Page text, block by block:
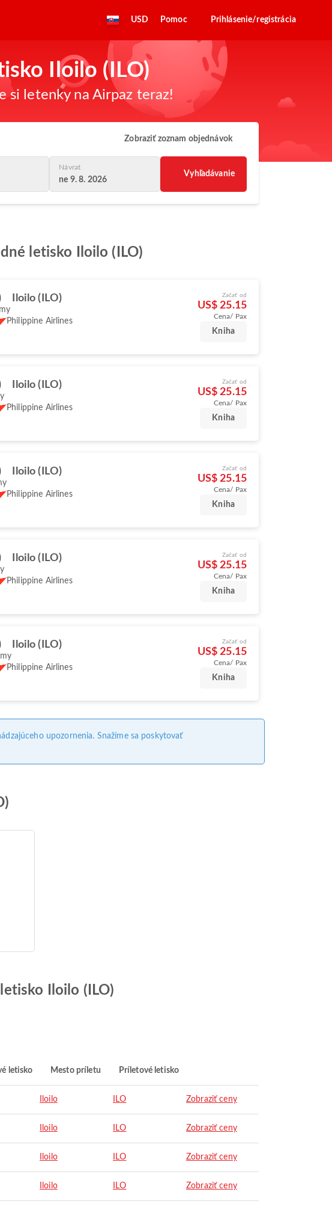
USD Pomoc Prihlásenie/registrácia
Iloilo (ILO)
si letenky na Airpaz teraz!
Zobraziť zoznam objednávok
Návrat
ne 9. 8. 2026
Vyhľadávanie
letisko Iloilo (ILO)
Iloilo (ILO)
Philippine Airlines
Začať od
US$ 25.15
Cena/ Pax
Kniha
Iloilo (ILO)
Philippine Airlines
Začať od
US$ 25.15
Cena/ Pax
Kniha
Iloilo (ILO)
Philippine Airlines
Začať od
US$ 25.15
Cena/ Pax
Kniha
Iloilo (ILO)
Philippine Airlines
Začať od
US$ 25.15
Cena/ Pax
Kniha
Iloilo (ILO)
Philippine Airlines
Začať od
US$ 25.15
Cena/ Pax
Kniha
upozornenia. Snažíme sa poskytovať
Iloilo (ILO)
letisko Mesto príletu Príletové letisko
Iloilo ILO Zobraziť ceny
Iloilo ILO Zobraziť ceny
Iloilo ILO Zobraziť ceny
Iloilo ILO Zobraziť ceny